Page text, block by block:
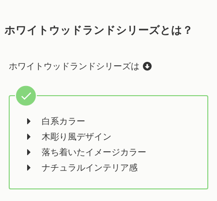
ホワイトウッドランドシリーズとは？
ホワイトウッドランドシリーズは
白系カラー
木彫り風デザイン
落ち着いたイメージカラー
ナチュラルインテリア感